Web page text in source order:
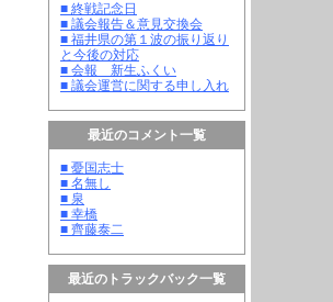
■ 終戦記念日
■ 議会報告＆意見交換会
■ 福井県の第１波の振り返り
と今後の対応
■ 会報 新生ふくい
■ 議会運営に関する申し入れ
最近のコメント一覧
■ 憂国志士
■ 名無し
■ 泉
■ 幸橋
■ 齊藤泰二
最近のトラックバック一覧